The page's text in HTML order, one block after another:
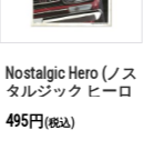
Nostalgic Hero (ノス
タルジック ヒーロ
495円(税込)